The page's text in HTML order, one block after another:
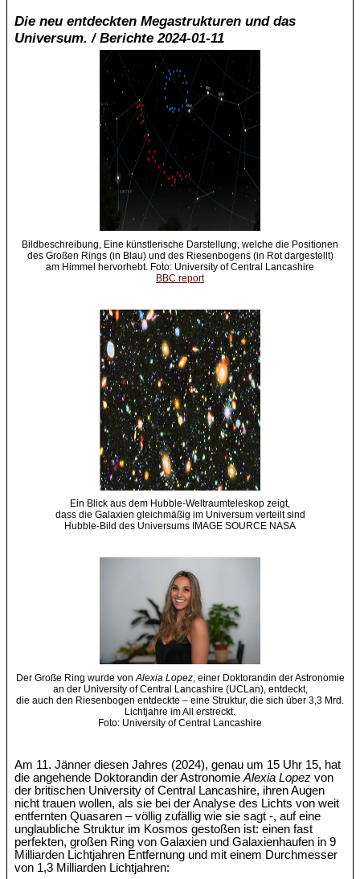
Die neu entdeckten Megastrukturen und das
Universum. / Berichte 2024-01-11
Bildbeschreibung, Eine künstlerische Darstellung, welche die Positionen
des Großen Rings (in Blau) und des Riesenbogens (in Rot dargestellt)
am Himmel hervorhebt. Foto: University of Central Lancashire
BBC report
Ein Blick aus dem Hubble-Weltraumteleskop zeigt,
dass die Galaxien gleichmäßig im Universum verteilt sind
Hubble-Bild des Universums IMAGE SOURCE NASA
Der Große Ring wurde von Alexia Lopez, einer Doktorandin der Astronomie
an der University of Central Lancashire (UCLan), entdeckt,
die auch den Riesenbogen entdeckte – eine Struktur, die sich über 3,3 Mrd.
Lichtjahre im All erstreckt.
Foto: University of Central Lancashire
Am 11. Jänner diesen Jahres (2024), genau um 15 Uhr 15, hat
die angehende Doktorandin der AstronomieAlexia Lopez von
der britischen University of Central Lancashire, ihren Augen
nicht trauen wollen, als sie bei der Analyse des Lichts von weit
entfernten Quasaren – völlig zufällig wie sie sagt -, auf eine
unglaubliche Struktur im Kosmos gestoßen ist: einen fast
perfekten, großen Ring von Galaxien und Galaxienhaufen in 9
Milliarden Lichtjahren Entfernung und mit einem Durchmesser
von 1,3 Milliarden Lichtjahren: